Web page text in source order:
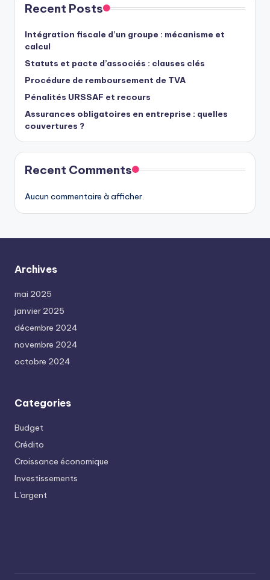
Recent Posts
Intégration fiscale d’un groupe : mécanisme et
calcul
Statuts et pacte d’associés : clauses clés
Procédure de remboursement de TVA
Pénalités URSSAF et recours
Assurances obligatoires en entreprise : quelles
couvertures ?
Recent Comments
Aucun commentaire à afficher.
Archives
mai 2025
janvier 2025
décembre 2024
novembre 2024
octobre 2024
Categories
Budget
Crédito
Croissance économique
Investissements
L'argent